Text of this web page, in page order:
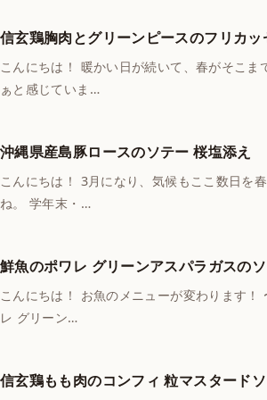
信玄鶏胸肉とグリーンピースのフリカッ
こんにちは！ 暖かい日が続いて、春がそこま
ぁと感じていま…
沖縄県産島豚ロースのソテー 桜塩添え
こんにちは！ 3月になり、気候もここ数日を
ね。 学年末・…
鮮魚のポワレ グリーンアスパラガスの
こんにちは！ お魚のメニューが変わります！
レ グリーン…
信玄鶏もも肉のコンフィ 粒マスタード